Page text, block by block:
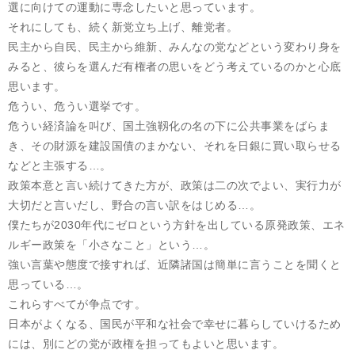
選に向けての運動に専念したいと思っています。
それにしても、続く新党立ち上げ、離党者。
民主から自民、民主から維新、みんなの党などという変わり身を
みると、彼らを選んだ有権者の思いをどう考えているのかと心底
思います。
危うい、危うい選挙です。
危うい経済論を叫び、国土強靱化の名の下に公共事業をばらま
き、その財源を建設国債のまかない、それを日銀に買い取らせる
などと主張する…。
政策本意と言い続けてきた方が、政策は二の次でよい、実行力が
大切だと言いだし、野合の言い訳をはじめる…。
僕たちが2030年代にゼロという方針を出している原発政策、エネ
ルギー政策を「小さなこと」という…。
強い言葉や態度で接すれば、近隣諸国は簡単に言うことを聞くと
思っている…。
これらすべてが争点です。
日本がよくなる、国民が平和な社会で幸せに暮らしていけるため
には、別にどの党が政権を担ってもよいと思います。